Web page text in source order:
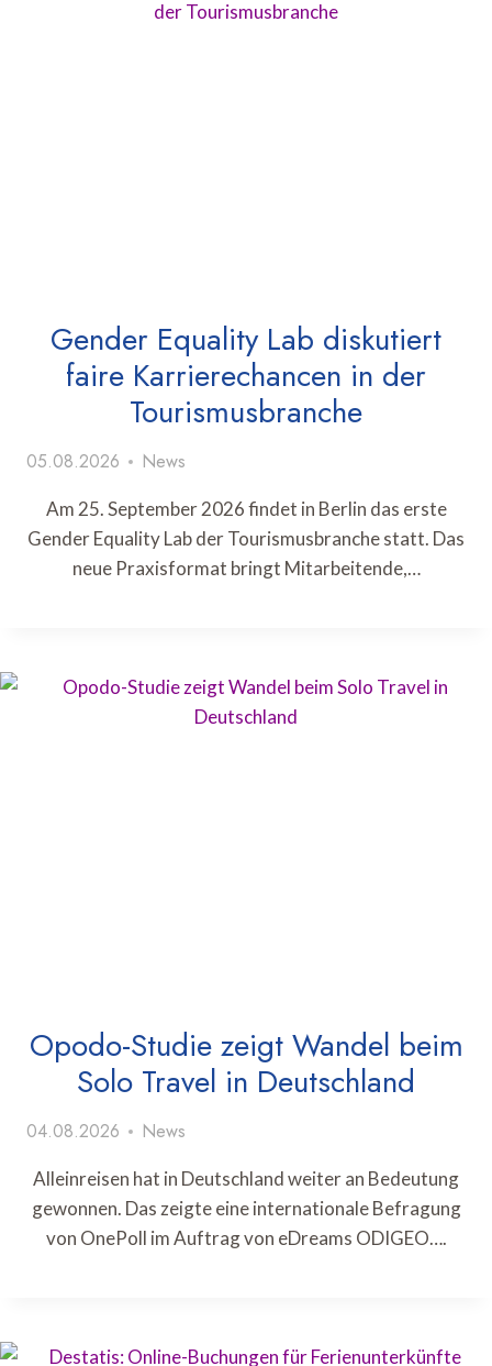
Gender Equality Lab diskutiert
faire Karrierechancen in der
Tourismusbranche
05.08.2026 News
Am 25. September 2026 findet in Berlin das erste
Gender Equality Lab der Tourismusbranche statt. Das
neue Praxisformat bringt Mitarbeitende,…
Opodo-Studie zeigt Wandel beim
Solo Travel in Deutschland
04.08.2026 News
Alleinreisen hat in Deutschland weiter an Bedeutung
gewonnen. Das zeigte eine internationale Befragung
von OnePoll im Auftrag von eDreams ODIGEO….